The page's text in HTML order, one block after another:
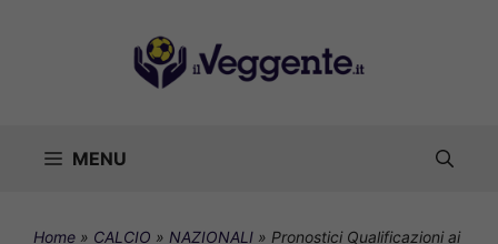
MENU
Home » CALCIO » NAZIONALI » Pronostici Qualificazioni ai